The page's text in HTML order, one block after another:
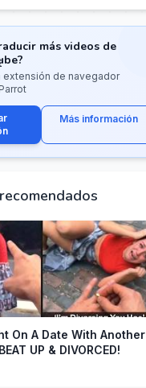
más videos de
extensión de navegador
Más información
On A Date With Another
UP & DIVORCED!